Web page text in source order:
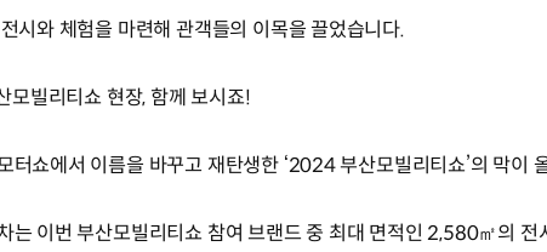
시와 체험을 마련해 관객들의 이목을 끌었습니다.
모빌리티쇼 현장, 함께 보시죠!
터쇼에서 이름을 바꾸고 재탄생한 ‘2024 부산모빌리티쇼’의 막이
는 이번 부산모빌리티쇼 참여 브랜드 중 최대 면적인 2,580㎡의 전